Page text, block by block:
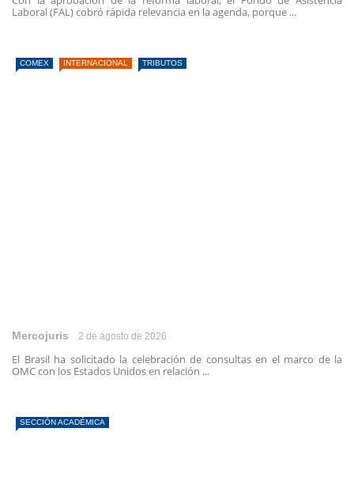
Laboral (FAL) cobró rápida relevancia en la agenda, porque ...
COMEX INTERNACIONAL TRIBUTOS
Mercojuris 2 de agosto de 2026
El Brasil ha solicitado la celebración de consultas en el marco de la
OMC con los Estados Unidos en relación ...
SECCIÓN ACADÉMICA